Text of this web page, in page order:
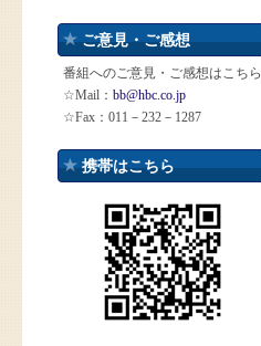
ご意見・ご感想
番組へのご意見・ご感想はこちら
☆Mail： bb@hbc.co.jp
☆Fax：011－232－1287
携帯はこちら